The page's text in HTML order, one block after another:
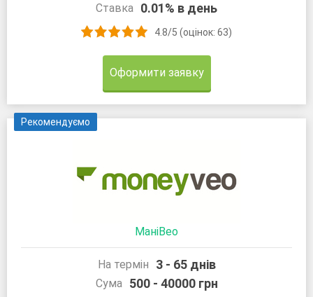
Ставка 0.01% в день
4.8/5 (оцінок: 63)
Оформити заявку
Рекомендуємо
МаніВео
На термін 3 - 65 днів
Сума 500 - 40000 грн